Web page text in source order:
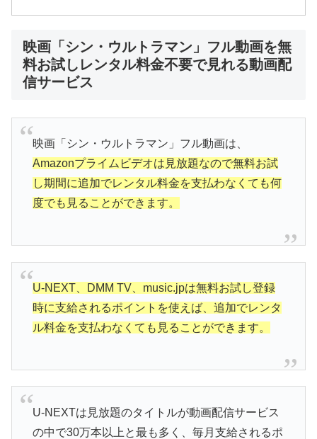
映画「シン・ウルトラマン」フル動画を無
料お試しレンタル料金不要で見れる動画配
信サービス
映画「シン・ウルトラマン」フル動画は、
Amazonプライムビデオは見放題なので無料お試
し期間に追加でレンタル料金を支払わなくても何
度でも見ることができます。
U-NEXT、DMM TV、music.jpは無料お試し登録
時に支給されるポイントを使えば、追加でレンタ
ル料金を支払わなくても見ることができます。
U-NEXTは見放題のタイトルが動画配信サービス
の中で30万本以上と最も多く、毎月支給されるポ